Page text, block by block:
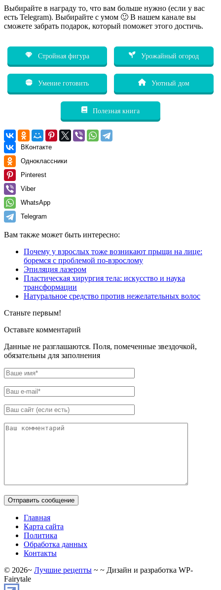
Выбирайте в награду то, что вам больше нужно (если у вас
есть Telegram). Выбирайте с умом 🙂 В нашем канале вы
сможете забрать подарок, который поможет этого достичь.
Стройная фигура Урожайный огород
Умение готовить Уютный дом
Полезная книга
ВКонтакте
Одноклассники
Pinterest
Viber
WhatsApp
Telegram
Вам также может быть интересно:
Почему у взрослых тоже возникают прыщи на лице:
боремся с проблемой по-взрослому
Эпиляция лазером
Пластическая хирургия тела: искусство и наука
трансформации
Натуральное средство против нежелательных волос
Станьте первым!
Оставьте комментарий
Данные не разглашаются. Поля, помеченные звездочкой,
обязательны для заполнения
Главная
Карта сайта
Политика
Обработка данных
Контакты
© 2026~ Лучшие рецепты ~ ~ Дизайн и разработка WP-
Fairytale